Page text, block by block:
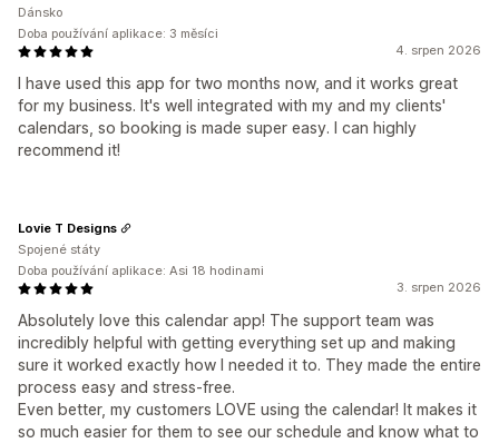
4. srpen 2026
I have used this app for two months now, and it works great
for my business. It's well integrated with my and my clients'
calendars, so booking is made super easy. I can highly
recommend it!
Dánsko
Doba používání aplikace: 3 měsíci
3. srpen 2026
Absolutely love this calendar app! The support team was
incredibly helpful with getting everything set up and making
sure it worked exactly how I needed it to. They made the entire
process easy and stress-free.
Even better, my customers LOVE using the calendar! It makes it
so much easier for them to see our schedule and know what to
Lovie T Designs
Spojené státy
Doba používání aplikace: Asi 18 hodinami